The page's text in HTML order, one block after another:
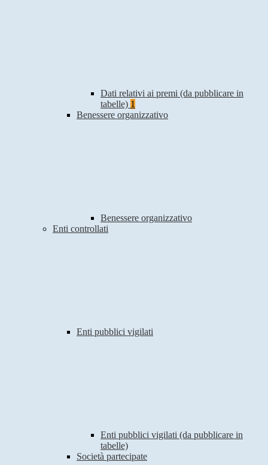
Dati relativi ai premi (da pubblicare in
tabelle) 1
Benessere organizzativo
Benessere organizzativo
Enti controllati
Enti pubblici vigilati
Enti pubblici vigilati (da pubblicare in
tabelle)
Società partecipate